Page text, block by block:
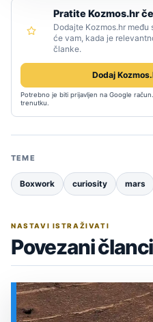
Pratite Kozmos.hr
Dodajte Kozmos.hr
će vam, kada je
članke.
Dodaj
Potrebno je biti prijavljen na Google
trenutku.
TEME
Boxwork curiosity mars
NASTAVI ISTRAŽIVATI
Povezani članci